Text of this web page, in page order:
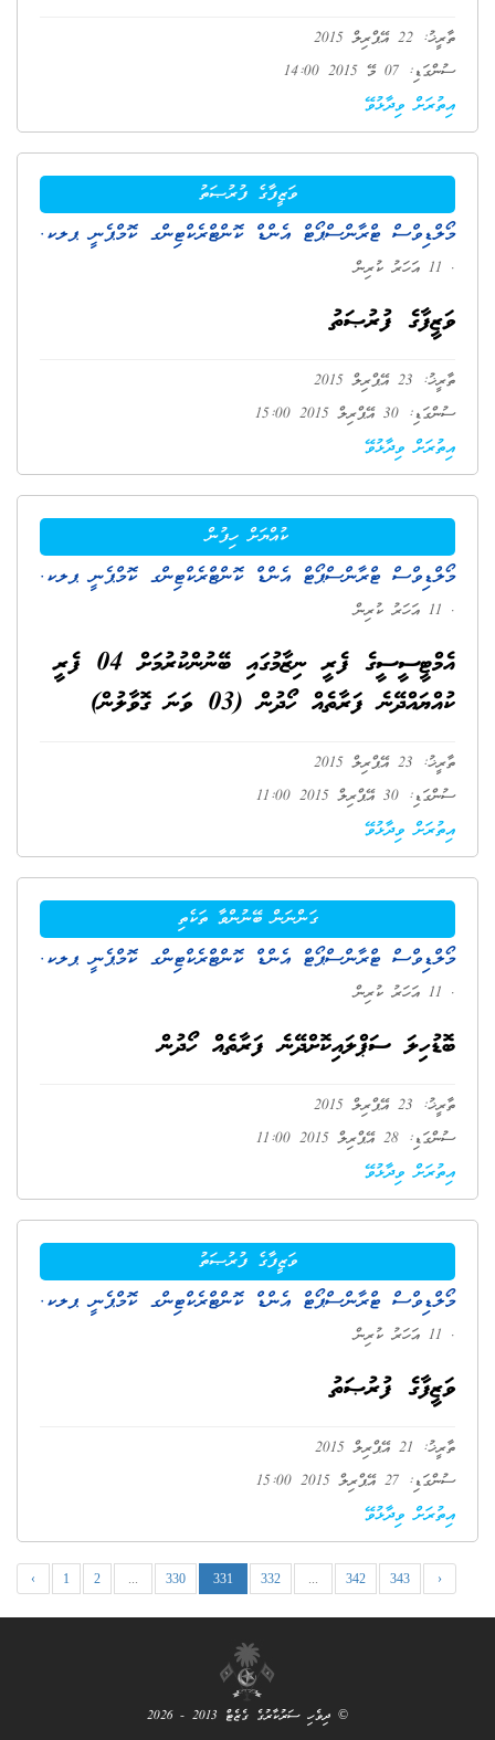
ތާރީޚު: 22 އޭޕްރިލް 2015
ސުންގަޑި: 07 މޭ 2015 14:00
އިތުރަށް ވިދާޅުވޭ
ވަޒީފާގެ ފުރުޞަތު
މޯލްޑިވްސް ޓްރާންސްޕޯޓް އެންޑް ކޮންޓްރެކްޓިންގ ކޮމްޕެނީ ޕލކ.
. 11 އަހަރު ކުރިން
ވަޒީފާގެ ފުރުޞަތު
ތާރީޚު: 23 އޭޕްރިލް 2015
ސުންގަޑި: 30 އޭޕްރިލް 2015 15:00
އިތުރަށް ވިދާޅުވޭ
ކުއްޔަށް ހިފުން
މޯލްޑިވްސް ޓްރާންސްޕޯޓް އެންޑް ކޮންޓްރެކްޓިންގ ކޮމްޕެނީ ޕލކ.
. 11 އަހަރު ކުރިން
އެމްޓީސީސީގެ ފެރީ ނިޒާމުގައި ބޭނުންކުރުމަށް 04 ފެރީ
ކުއްޔައްދޭނެ ފަރާތެއް ހޯދުން (03 ވަނަ ގޮވާލުން)
ތާރީޚު: 23 އޭޕްރިލް 2015
ސުންގަޑި: 30 އޭޕްރިލް 2015 11:00
އިތުރަށް ވިދާޅުވޭ
ގަންނަން ބޭނުންވާ ތަކެތި
މޯލްޑިވްސް ޓްރާންސްޕޯޓް އެންޑް ކޮންޓްރެކްޓިންގ ކޮމްޕެނީ ޕލކ.
. 11 އަހަރު ކުރިން
ބޮޑުހިލަ ސަޕްލައިކޮށްދޭނެ ފަރާތެއް ހޯދުން
ތާރީޚު: 23 އޭޕްރިލް 2015
ސުންގަޑި: 28 އޭޕްރިލް 2015 11:00
އިތުރަށް ވިދާޅުވޭ
ވަޒީފާގެ ފުރުޞަތު
މޯލްޑިވްސް ޓްރާންސްޕޯޓް އެންޑް ކޮންޓްރެކްޓިންގ ކޮމްޕެނީ ޕލކ.
. 11 އަހަރު ކުރިން
ވަޒީފާގެ ފުރުޞަތު
ތާރީޚު: 21 އޭޕްރިލް 2015
ސުންގަޑި: 27 އޭޕްރިލް 2015 15:00
އިތުރަށް ވިދާޅުވޭ
‹ 1 2 ... 330 331 332 ... 342 343 ›
© ދިވެހި ސަރުކާރުގެ ގެޒެޓް 2013 - 2026